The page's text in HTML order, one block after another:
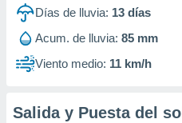
utilizar
uso de
Días de lluvia: 13 días
Acum. de lluvia: 85 mm
Viento medio: 11 km/h
Salida y Puesta del sol